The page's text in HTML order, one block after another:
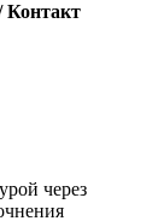
Контакт
через